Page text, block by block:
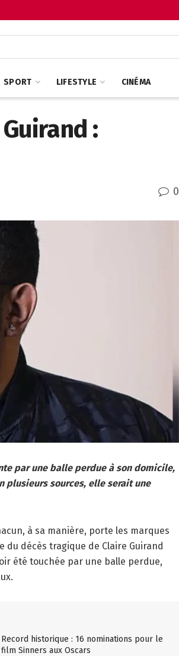
SPORT LIFESTYLE CINÉMA
:
0
par une balle perdue à son domicile,
plusieurs sources, elle serait une
à sa manière, porte les marques
du décès tragique de Claire Guirand
été touchée par une balle perdue,
Record historique : 16 nominations pour le
film Sinners aux Oscars